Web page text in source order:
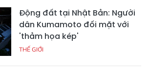
Động đất tại Nhật Bản: Người
dân Kumamoto đối mặt với
'thảm họa kép'
THẾ GIỚI